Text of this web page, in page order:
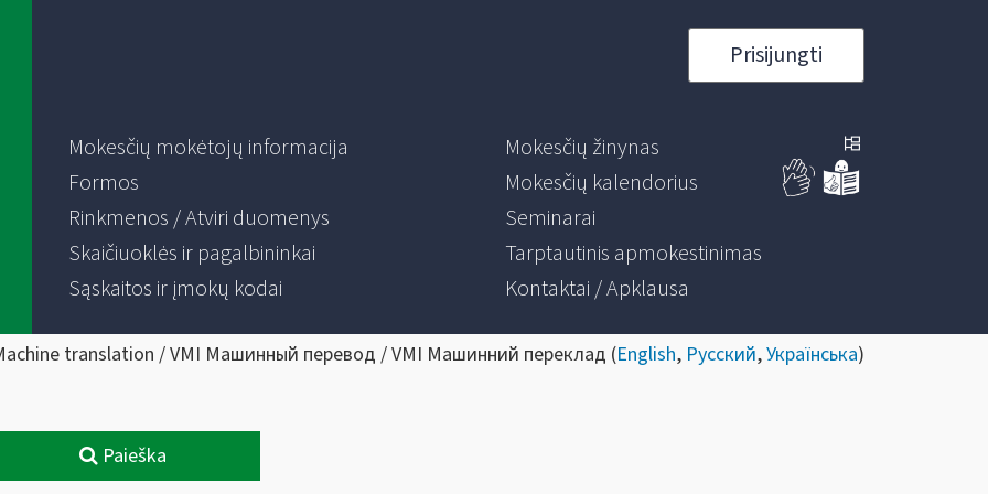
Prisijungti
Mokesčių mokėtojų informacija
Formos
Rinkmenos / Atviri duomenys
Skaičiuoklės ir pagalbininkai
Sąskaitos ir įmokų kodai
Mokesčių žinynas
Mokesčių kalendorius
Seminarai
Tarptautinis apmokestinimas
Kontaktai / Apklausa
translation / VMI Машинный перевод / VMI Машинний переклад (English, Русский,Українська)
Paieška